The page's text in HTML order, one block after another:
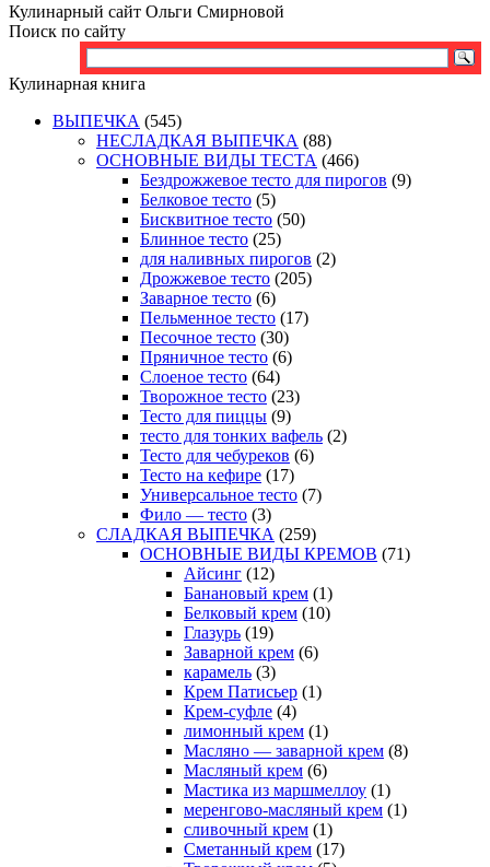
Кулинарный сайт Ольги Смирновой
Поиск по сайту
Кулинарная книга
ВЫПЕЧКА (545)
НЕСЛАДКАЯ ВЫПЕЧКА (88)
ОСНОВНЫЕ ВИДЫ ТЕСТА (466)
Бездрожжевое тесто для пирогов (9)
Белковое тесто (5)
Бисквитное тесто (50)
Блинное тесто (25)
для наливных пирогов (2)
Дрожжевое тесто (205)
Заварное тесто (6)
Пельменное тесто (17)
Песочное тесто (30)
Пряничное тесто (6)
Слоеное тесто (64)
Творожное тесто (23)
Тесто для пиццы (9)
тесто для тонких вафель (2)
Тесто для чебуреков (6)
Тесто на кефире (17)
Универсальное тесто (7)
Фило — тесто (3)
СЛАДКАЯ ВЫПЕЧКА (259)
ОСНОВНЫЕ ВИДЫ КРЕМОВ (71)
Айсинг (12)
Банановый крем (1)
Белковый крем (10)
Глазурь (19)
Заварной крем (6)
карамель (3)
Крем Патисьер (1)
Крем-суфле (4)
лимонный крем (1)
Масляно — заварной крем (8)
Масляный крем (6)
Мастика из маршмеллоу (1)
меренгово-масляный крем (1)
сливочный крем (1)
Сметанный крем (17)